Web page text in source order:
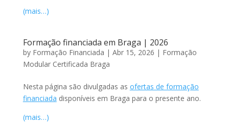
(mais…)
Formação financiada em Braga | 2026
by Formação Financiada | Abr 15, 2026 | Formação
Modular Certificada Braga
Nesta página são divulgadas as ofertas de formação
financiada disponíveis em Braga para o presente ano.
(mais…)